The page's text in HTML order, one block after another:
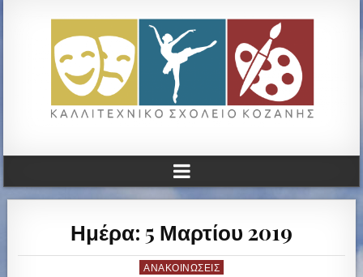
ΚΑΛΛΙΤΕΧΝΙΚΟ ΓΥΜΝΑΣΙΟ
ΚΟΖΑΝΗΣ
Ημέρα: 5 Μαρτίου 2019
PΑΝΑΚΟΙΝΏΣΕΙΣ